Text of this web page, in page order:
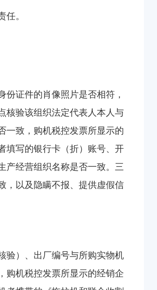
任。
份证件的肖像照片是否相符，
核验该组织法定代表人本人与
一致，购机税控发票所显示的
填写的银行卡（折）账号、开
产经营组织名称是否一致。三
，以及隐瞒不报、提供虚假信
验）、出厂编号与所购实物机
购机税控发票所显示的经销企